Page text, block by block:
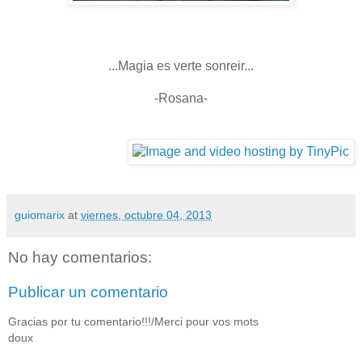
...Magia es verte sonreir...
-Rosana-
guiomarix at viernes, octubre 04, 2013
No hay comentarios:
Publicar un comentario
Gracias por tu comentario!!!/Merci pour vos mots
doux